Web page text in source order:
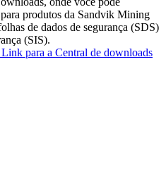
produtos da Sandvik Mining
de dados de segurança (SDS)
(SIS).
Link para a Central de downloads